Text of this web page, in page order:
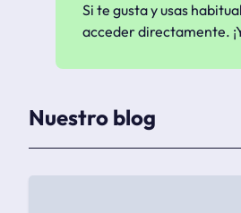
Si te gusta y usas
acceder directamente.
Nuestro blog